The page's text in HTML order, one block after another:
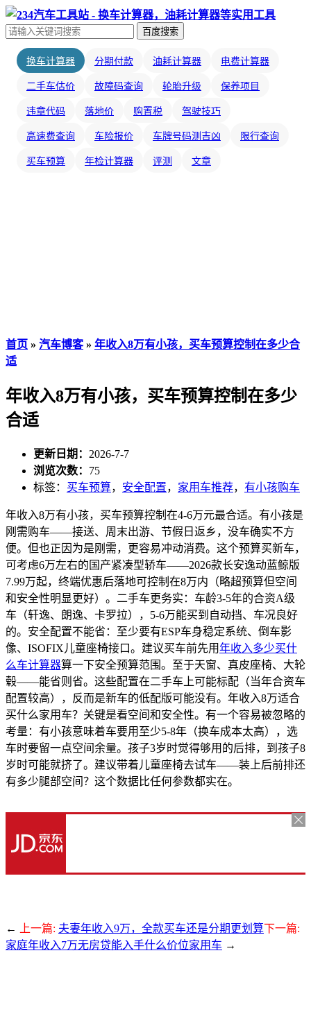
百度搜索
换车计算器 分期付款 油耗计算器 电费计算器
二手车估价 故障码查询 轮胎升级 保养项目
违章代码 落地价 购置税 驾驶技巧
高速费查询 车险报价 车牌号码测吉凶 限行查询
买车预算 年检计算器 评测 文章
首页 » 汽车博客» 年收入8万有小孩，买车预算控制在多少合
适
年收入8万有小孩，买车预算控制在多少
合适
更新日期： 2026-7-7
浏览次数： 75
标签： 买车预算， 安全配置， 家用车推荐， 有小孩购车
年收入8万有小孩，买车预算控制在4-6万元最合适。有小孩是
刚需购车——接送、周末出游、节假日返乡，没车确实不方
便。但也正因为是刚需，更容易冲动消费。这个预算买新车，
可考虑6万左右的国产紧凑型轿车——2026款长安逸动蓝鲸版
7.99万起，终端优惠后落地可控制在8万内（略超预算但空间
和安全性明显更好）。二手车更务实：车龄3-5年的合资A级
车（轩逸、朗逸、卡罗拉），5-6万能买到自动挡、车况良好
的。安全配置不能省：至少要有ESP车身稳定系统、倒车影
像、ISOFIX儿童座椅接口。建议买车前先用年收入多少买什
么车计算器算一下安全预算范围。至于天窗、真皮座椅、大轮
毂——能省则省。这些配置在二手车上可能标配（当年合资车
配置较高），反而是新车的低配版可能没有。年收入8万适合
买什么家用车？关键是看空间和安全性。有一个容易被忽略的
考量：有小孩意味着车要用至少5-8年（换车成本太高），选
车时要留一点空间余量。孩子3岁时觉得够用的后排，到孩子8
岁时可能就挤了。建议带着儿童座椅去试车——装上后前排还
有多少腿部空间？这个数据比任何参数都实在。
← 上一篇: 夫妻年收入9万，全款买车还是分期更划算下一篇:
家庭年收入7万无房贷能入手什么价位家用车 →